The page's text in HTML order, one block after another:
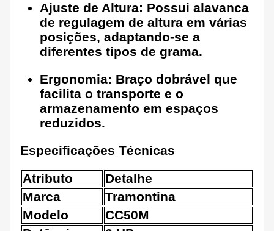
Ajuste de Altura: Possui alavanca
de regulagem de altura em várias
posições, adaptando-se a
diferentes tipos de grama.
Ergonomia: Braço dobrável que
facilita o transporte e o
armazenamento em espaços
reduzidos.
Especificações Técnicas
Atributo
Detalhe
Marca
Tramontina
Modelo
CC50M